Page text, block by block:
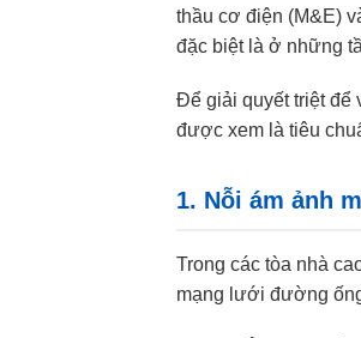
thầu cơ điện (M&E)
đặc biệt là ở những
Để giải quyết triệt để
được xem là tiêu
1. Nỗi ám ảnh
Trong các tòa nhà
mạng lưới đường